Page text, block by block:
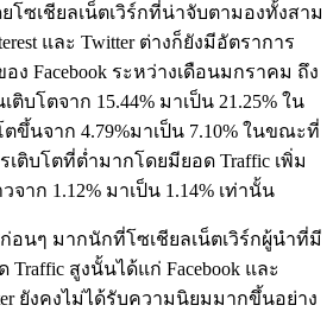
ซเชียลเน็ตเวิร์กที่น่าจับตามองทั้งสาม
และ Twitter ต่างก็ยังมีอัตราการ
ง Facebook ระหว่างเดือนมกราคม ถึง
บโตจาก 15.44% มาเป็น 21.25% ใน
ขึ้นจาก 4.79%มาเป็น 7.10% ในขณะที่
เติบโตที่ต่ำมากโดยมียอด Traffic เพิ่ม
จาก 1.12% มาเป็น 1.14% เท่านั้น
อนๆ มากนักที่โซเชียลเน็ตเวิร์กผู้นำที่มี
สูงนั้นได้แก่ Facebook และ
ยังคงไม่ได้รับความนิยมมากขึ้นอย่าง